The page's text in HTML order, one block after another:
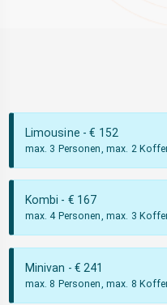
Limousine - € 152
max. 3 Personen, max. 2
Kombi - € 167
max. 4 Personen, max. 3
Minivan - € 241
max. 8 Personen, max. 8